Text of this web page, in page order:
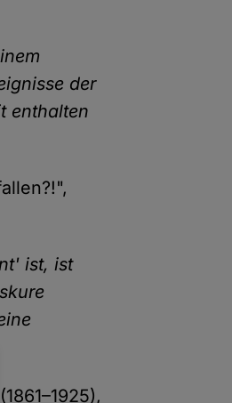
der
enthalten
ist, ist